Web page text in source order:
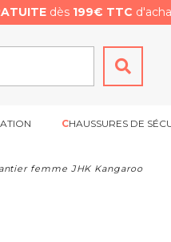
dès 199€ TTC
CHAUSSURES DE
femme JHK Kangaroo